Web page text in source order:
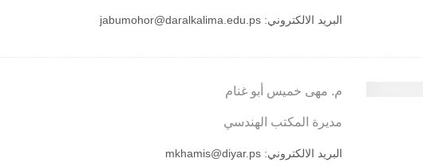
البريد الالكتروني:jabumohor@daralkalima.edu.ps
م. مهى خميس أبو غنام
مديرة المكتب الهندسي
البريد الالكتروني:mkhamis@diyar.ps